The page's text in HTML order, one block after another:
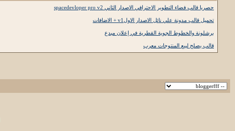
حصريا قالب فضاء التطوير الاحترافي الاصدار الثاني spacedevloper pro v2
تحميل قالب مدونة علي نائل الاصدار الاولv1 + الاضافات
برشلونة والخطوط الجوية القطرية في إعلان مبدع
قالب يصلح لبيع المنتوجات معرب